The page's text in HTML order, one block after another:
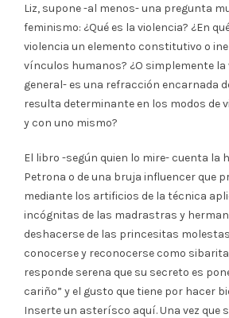
Liz, supone -al menos- una pregunta
feminismo: ¿Qué es la violencia? ¿En
violencia un elemento constitutivo o
vínculos humanos? ¿O simplemente la
general- es una refracción encarnada
resulta determinante en los modos de
y con uno mismo?
El libro -según quien lo mire- cuenta la
Petrona o de una bruja influencer que
mediante los artificios de la técnica
incógnitas de las madrastras y
deshacerse de las princesitas
conocerse y reconocerse como
responde serena que su secreto es
cariño” y el gusto que tiene por hacer
Inserte un asterísco aquí. Una vez que